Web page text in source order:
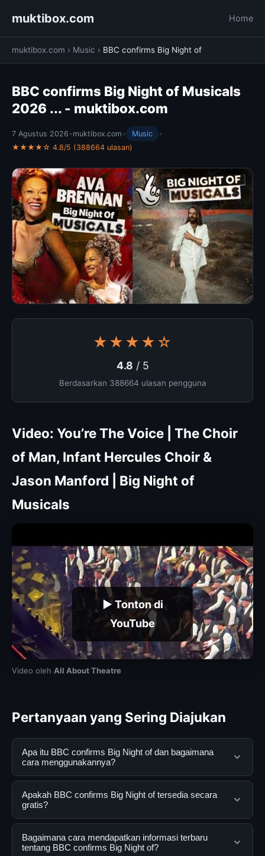
muktibox.com Home
muktibox.com › Music › BBC confirms Big Night of
BBC confirms Big Night of Musicals
2026 ... - muktibox.com
7 Agustus 2026 • muktibox.com • Music
•
★★★★☆ 4.8/5 (388664 ulasan)
★★★★☆
4.8 / 5
Berdasarkan 388664 ulasan pengguna
Video: You’re The Voice | The Choir
of Man, Infant Hercules Choir &
Jason Manford | Big Night of
Musicals
▶ Tonton di
YouTube
Video oleh All About Theatre
Pertanyaan yang Sering Diajukan
Apa itu BBC confirms Big Night of dan bagaimana
cara menggunakannya?
BBC confirms Big Night of adalah layanan digital yang
dirancang untuk membantu pengguna mendapatkan
informasi lengkap dan terpercaya. Anda dapat
menggunakannya dengan mengunjungi situs resmi dan
mengikuti panduan yang tersedia.
Apakah BBC confirms Big Night of tersedia secara
gratis?
Ya, BBC confirms Big Night of dapat diakses secara
gratis oleh semua pengguna. Tidak ada biaya
Bagaimana cara mendapatkan informasi terbaru
tentang BBC confirms Big Night of?